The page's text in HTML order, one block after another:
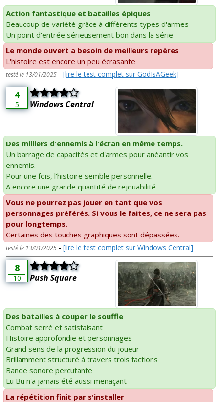
Action fantastique et batailles épiques
Beaucoup de variété grâce à différents types d'armes
Un point d'entrée sérieusement bon dans la série
Le monde ouvert a besoin de meilleurs repères
L'histoire est encore un peu écrasante
testé le 13/01/2025 - [lire le test complet sur GodIsAGeek]
4
5 Windows Central
Des milliers d'ennemis à l'écran en même temps.
Un barrage de capacités et d'armes pour anéantir vos
ennemis.
Pour une fois, l'histoire semble personnelle.
A encore une grande quantité de rejouabilité.
Vous ne pourrez pas jouer en tant que vos
personnages préférés. Si vous le faites, ce ne sera pas
pour longtemps.
Certaines des touches graphiques sont dépassées.
testé le 13/01/2025 - [lire le test complet sur Windows Central]
8
10 Push Square
Des batailles à couper le souffle
Combat serré et satisfaisant
Histoire approfondie et personnages
Grand sens de la progression du joueur
Brillamment structuré à travers trois factions
Bande sonore percutante
Lu Bu n'a jamais été aussi menaçant
La répétition finit par s'installer